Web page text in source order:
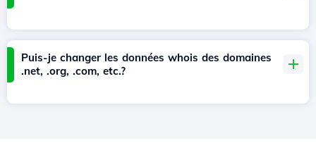
Puis-je changer les données whois des domaines
.net, .org, .com, etc.?